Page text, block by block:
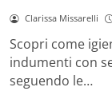
Clarissa Missarelli
Scopri come
indumenti con
seguendo le…